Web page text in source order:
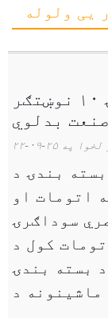
لامل شي، ...
یی ولوله
د خوراکي توکو د بسته بندۍ ۱۰ نوښتګر
بدلوي
په ۲۵-۰۹-۲۲
بندۍ د
اتومات او
سوداګرۍ
کول د
بسته بندۍ
ماشینونه د